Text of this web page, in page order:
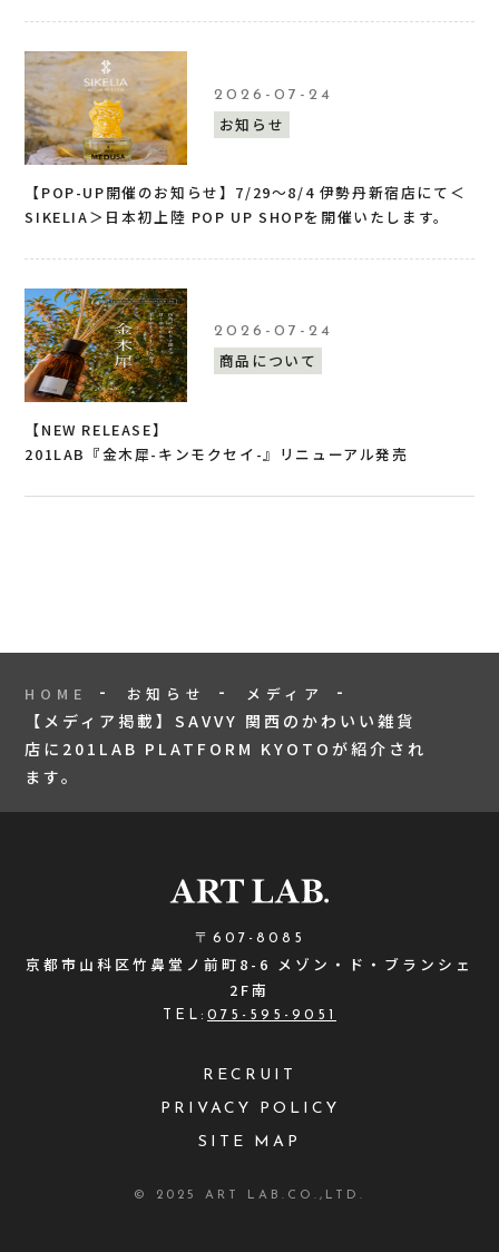
2026-07-24
お知らせ
【POP-UP開催のお知らせ】7/29〜8/4 伊勢丹新宿店にて＜
SIKELIA＞日本初上陸 POP UP SHOPを開催いたします。
2026-07-24
商品について
【NEW RELEASE】
201LAB『金木犀-キンモクセイ-』リニューアル発売
HOME お知らせ メディア
【メディア掲載】SAVVY 関西のかわいい雑貨
店に201LAB PLATFORM KYOTOが紹介され
ます。
〒607-8085
京都市山科区竹鼻堂ノ前町8-6 メゾン・ド・ブランシェ
2F南
TEL: 075-595-9051
RECRUIT
PRIVACY POLICY
SITE MAP
© 2025 ART LAB.CO.,LTD.